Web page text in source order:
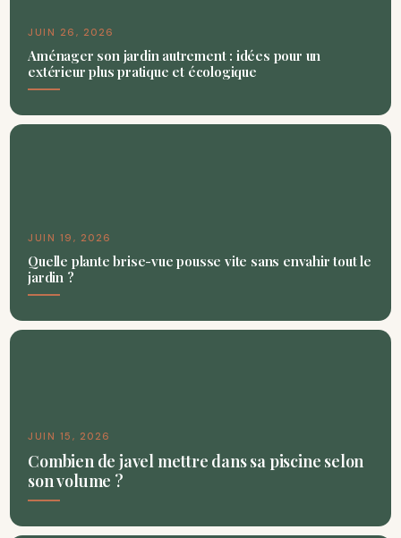
JUIN 26, 2026
Aménager son jardin autrement : idées pour un
extérieur plus pratique et écologique
JUIN 19, 2026
Quelle plante brise-vue pousse vite sans envahir tout le
jardin ?
JUIN 15, 2026
Combien de javel mettre dans sa piscine selon
son volume ?